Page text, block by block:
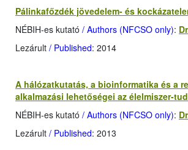
Pálinkafőzdék jövedelem- és
NÉBIH-es kutató / Authors (NFCSO only):
Lezárult / Published: 2014
A hálózatkutatás, a bioinformatika és a
alkalmazási lehetőségei az élelmiszer-
NÉBIH-es kutató / Authors (NFCSO only):
Lezárult / Published: 2013